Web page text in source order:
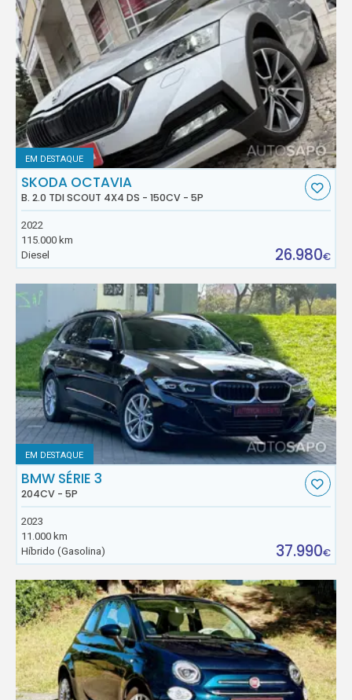
EM DESTAQUE
SKODA OCTAVIA
B. 2.0 TDI SCOUT 4X4 DS - 150CV - 5P
2022
115.000 km
Diesel
26.980€
EM DESTAQUE
BMW SÉRIE 3
204CV - 5P
2023
11.000 km
Híbrido (Gasolina)
37.990€